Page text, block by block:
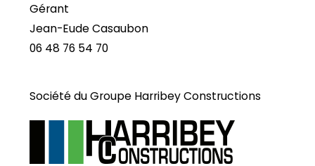
Gérant
Jean-Eude Casaubon
06 48 76 54 70
Société du Groupe Harribey Constructions